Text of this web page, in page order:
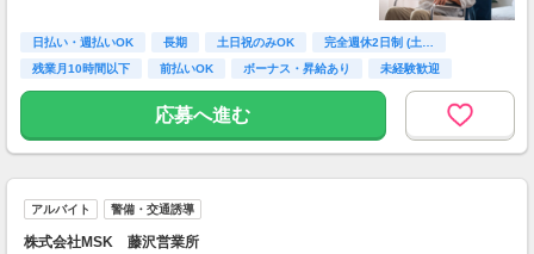
日払い・週払いOK 長期 土日祝のみOK
完全週休2日制 (土…
残業月10時間以下
前払いOK ボーナス・昇給あり
未経験歓迎
主婦(夫)歓迎
応募へ進む
アルバイト 警備・交通誘導
株式会社MSK 藤沢営業所